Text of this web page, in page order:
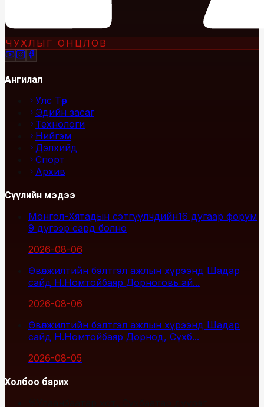
ЧУХЛЫГ ОНЦЛОВ
Ангилал
Улс Төр
Эдийн засаг
Технологи
Нийгэм
Дэлхийд
Спорт
Архив
Сүүлийн мэдээ
Монгол-Хятадын сэтгүүлчдийн16 дугаар форум
9 дүгээр сард болно
2026-08-06
Өвөлжилтийн бэлтгэл ажлын хүрээнд Шадар
сайд Н.Номтойбаяр Дорноговь ай...
2026-08-06
Өвөлжилтийн бэлтгэл ажлын хүрээнд Шадар
сайд Н.Номтойбаяр Дорнод, Сүхб...
2026-08-05
Холбоо барих